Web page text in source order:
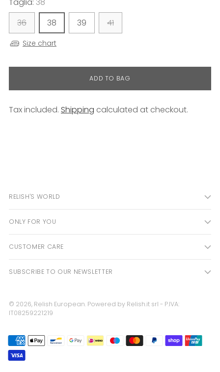
36
38 39 41
Size chart
ADD TO BAG
Tax included. Shipping calculated at checkout.
RELISH'S WORLD
ONLY FOR YOU
CUSTOMER CARE
SUBSCRIBE TO OUR NEWSLETTER
© 2026, Relish European. Powered by Relish.it srl - P.IVA:
IT08259221219